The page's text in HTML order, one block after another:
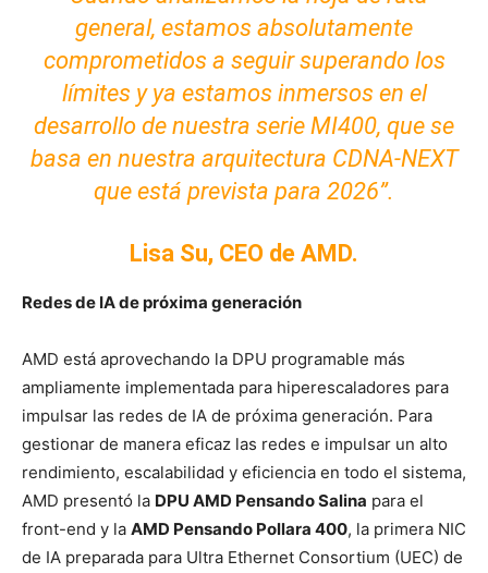
general, estamos absolutamente
comprometidos a seguir superando los
límites y ya estamos inmersos en el
desarrollo de nuestra serie MI400, que se
basa en nuestra arquitectura CDNA-NEXT
que está prevista para 2026”.
Lisa Su, CEO de AMD.
Redes de IA de próxima generación
AMD está aprovechando la DPU programable más
ampliamente implementada para hiperescaladores para
impulsar las redes de IA de próxima generación. Para
gestionar de manera eficaz las redes e impulsar un alto
rendimiento, escalabilidad y eficiencia en todo el sistema,
AMD presentó la DPU AMD Pensando Salina para el
front-end y la AMD Pensando Pollara 400, la primera NIC
de IA preparada para Ultra Ethernet Consortium (UEC) de